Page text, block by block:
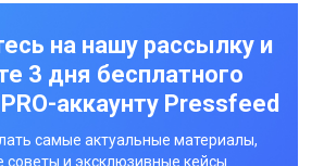
на нашу рассылку и
3 дня бесплатного
аккаунту Pressfeed
самые актуальные материалы,
советы и эксклюзивные кейсы